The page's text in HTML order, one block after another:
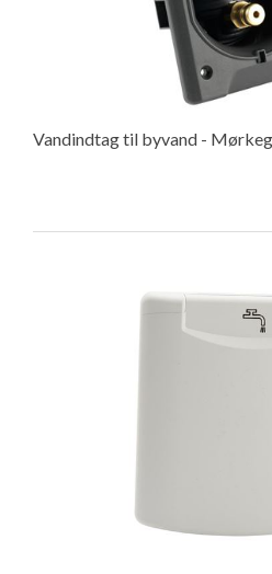
Vandindtag til byvand -